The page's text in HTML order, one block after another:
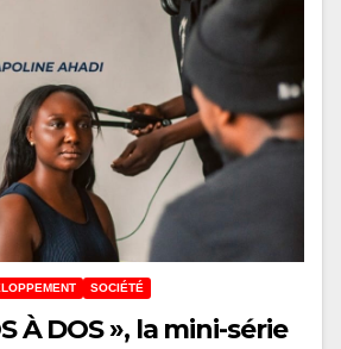
SOCIÉTÉ
À DOS », la mini-série